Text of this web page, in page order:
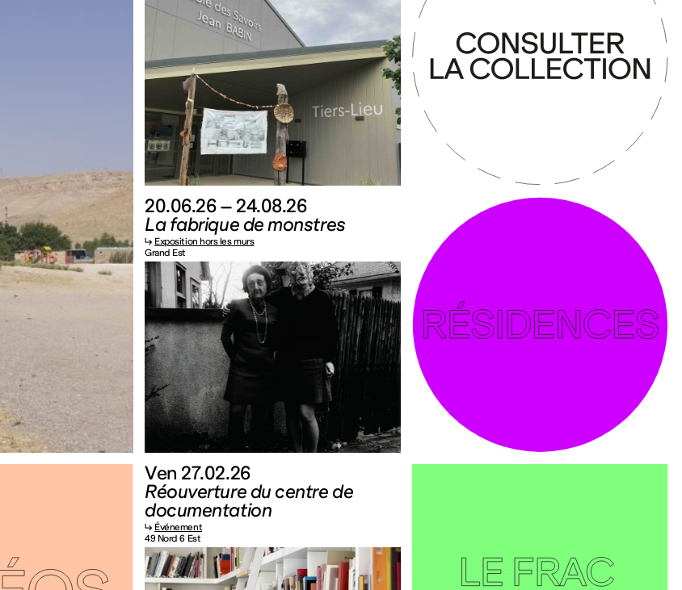
20.06.26 – 24.08.26
La fabrique de monstres
↳ Exposition hors les murs
Grand Est
Ven 27.02.26
Réouverture du centre de
documentation
↳ Événement
49 Nord 6 Est